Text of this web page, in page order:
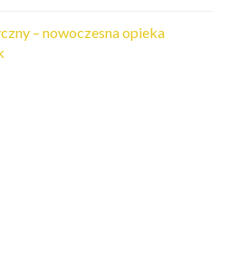
– nowoczesna opieka